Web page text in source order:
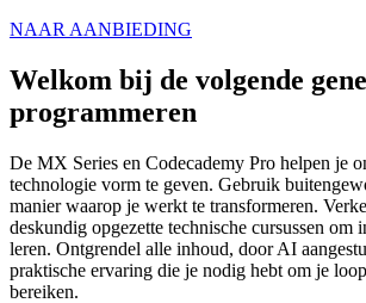
NAAR AANBIEDING
Welkom bij de volgende
programmeren
De MX Series en Codecademy Pro helpen je
technologie vorm te geven. Gebruik
manier waarop je werkt te transformeren.
deskundig opgezette technische cursussen om
leren. Ontgrendel alle inhoud, door AI
praktische ervaring die je nodig hebt om je
bereiken.